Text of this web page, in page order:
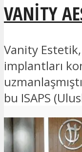
VANITY
Vanity
implantları
bu ISAPS